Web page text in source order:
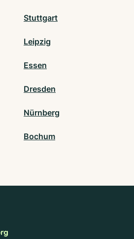
Stuttgart
Leipzig
Essen
Dresden
Nürnberg
Bochum